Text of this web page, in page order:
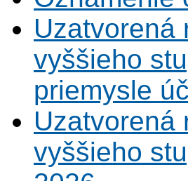
Uzatvorená
vyššieho
priemysle
Uzatvorená
vyššieho